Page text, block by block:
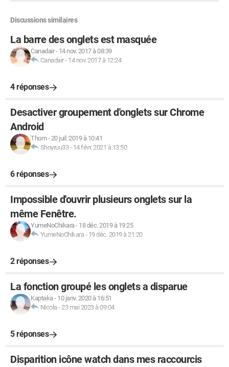
Discussions similaires
La barre des onglets est masquée
Canadair- 14 nov. 2017 à 08:39
Canadair- 14 nov. 2017 à 12:24
4 réponses
Desactiver groupement d'onglets sur Chrome
Android
Thom-20 juil. 2019 à 10:41
Shoyruu33- 14 févr. 2021 à 13:50
6 réponses
Impossible d'ouvrir plusieurs onglets sur la
même Fenêtre.
YumeNoChikara- 18 déc. 2019 à 19:25
YumeNoChikara - 19 déc. 2019 à 21:20
2 réponses
La fonction groupé les onglets a disparue
Kaptaka- 10 janv. 2020 à 16:51
Nicola -23 mai 2023 à 09:04
5 réponses
Disparition icône watch dans mes raccourcis